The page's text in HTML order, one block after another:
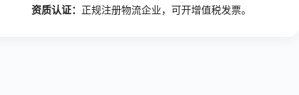
资质认证： 正规注册物流企业，可开增值税发票。